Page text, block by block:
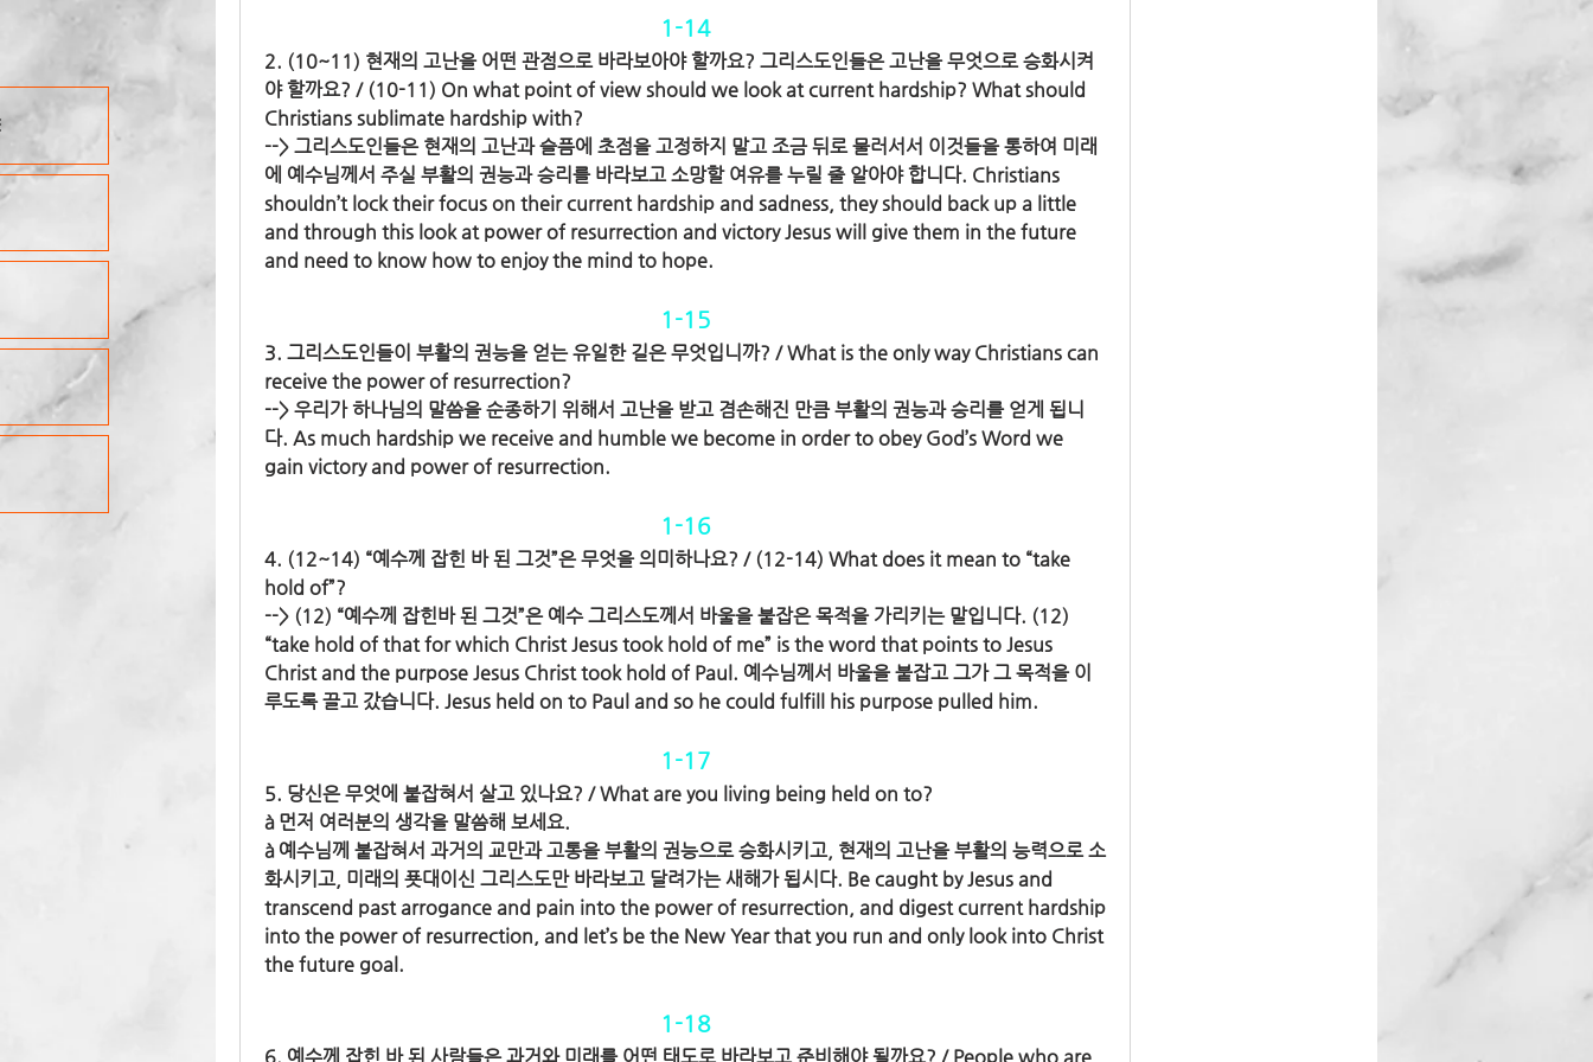
1-14
2. (10~11) 현재의 고난을 어떤 관점으로 바라보아야 할까요? 그리스도인들은 고난을 무엇으로 승화시켜
야 할까요? / (10-11) On what point of view should we look at current hardship? What should
Christians sublimate hardship with?
--> 그리스도인들은 현재의 고난과 슬픔에 초점을 고정하지 말고 조금 뒤로 물러서서 이것들을 통하여 미래
에 예수님께서 주실 부활의 권능과 승리를 바라보고 소망할 여유를 누릴 줄 알아야 합니다. Christians
shouldn’t lock their focus on their current hardship and sadness, they should back up a little
and through this look at power of resurrection and victory Jesus will give them in the future
and need to know how to enjoy the mind to hope.
1-15
3. 그리스도인들이 부활의 권능을 얻는 유일한 길은 무엇입니까? / What is the only way Christians can
receive the power of resurrection?
--> 우리가 하나님의 말씀을 순종하기 위해서 고난을 받고 겸손해진 만큼 부활의 권능과 승리를 얻게 됩니
다. As much hardship we receive and humble we become in order to obey God’s Word we
gain victory and power of resurrection.
1-16
4. (12~14) “예수께 잡힌 바 된 그것”은 무엇을 의미하나요? / (12-14) What does it mean to “take
hold of”?
--> (12) “예수께 잡힌바 된 그것”은 예수 그리스도께서 바울을 붙잡은 목적을 가리키는 말입니다. (12)
“take hold of that for which Christ Jesus took hold of me” is the word that points to Jesus
Christ and the purpose Jesus Christ took hold of Paul. 예수님께서 바울을 붙잡고 그가 그 목적을 이
루도록 끌고 갔습니다. Jesus held on to Paul and so he could fulfill his purpose pulled him.
1-17
5. 당신은 무엇에 붙잡혀서 살고 있나요? / What are you living being held on to?
à 먼저 여러분의 생각을 말씀해 보세요.
à 예수님께 붙잡혀서 과거의 교만과 고통을 부활의 권능으로 승화시키고, 현재의 고난을 부활의 능력으로 소
화시키고, 미래의 푯대이신 그리스도만 바라보고 달려가는 새해가 됩시다. Be caught by Jesus and
transcend past arrogance and pain into the power of resurrection, and digest current hardship
into the power of resurrection, and let’s be the New Year that you run and only look into Christ
the future goal.
1-18
6. 예수께 잡힌 바 된 사람들은 과거와 미래를 어떤 태도로 바라보고 준비해야 될까요? / People who are